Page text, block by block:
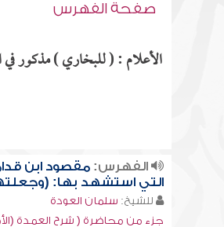
صفحة الفهرس
الأعلام : ( للبخاري ) مذكور في
الفهرس:مقصود ابن
التي استشهد بها:
للشيخ: سلمان العودة
جزء من محاضرة ( شرح العمدة